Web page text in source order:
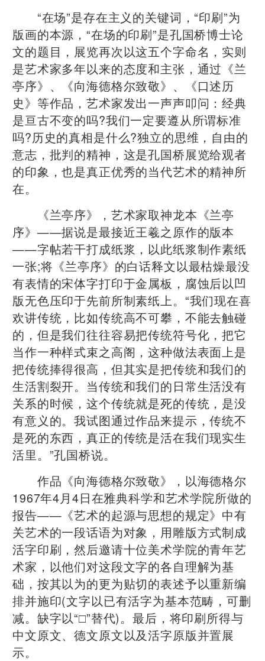
“在场”是存在主义的关键词，“印刷”为
版画的本源，“在场的印刷”是孔国桥博士论
文的题目，展览再次以这五个字命名，实则
是艺术家多年以来的态度和主张，通过《兰
亭序》、《向海德格尔致敬》、《口述历
史》等作品，艺术家发出一声声叩问：经典
是亘古不变的吗?我们一定要遵从所谓标准
吗?历史的真相是什么?独立的思维，自由的
意志，批判的精神，这是孔国桥展览给观者
的印象，也是真正优秀的当代艺术的精神所
在。
《兰亭序》，艺术家取神龙本《兰亭
序》——据说是最接近王羲之原作的版本
——字帖若干打成纸浆，以此纸浆制作素纸
一张;将《兰亭序》的白话释文以最枯燥最没
有表情的宋体字打印于金属板，腐蚀后以凹
版无色压印于先前所制素纸上。“我们现在喜
欢讲传统，比如传统高不可攀，不能去触碰
的，但是我们往往容易把传统符号化，把它
当作一种样式束之高阁，这种做法表面上是
把传统捧得很高，但其实是把传统和我们的
生活割裂开。当传统和我们的日常生活没有
关系的时候，这个传统就是死的传统，是没
有意义的。我试图通过作品来提示，传统不
是死的东西，真正的传统是活在我们现实生
活里。”孔国桥说。
作品《向海德格尔致敬》，以海德格尔
1967年4月4日在雅典科学和艺术学院所做的
报告——《艺术的起源与思想的规定》中有
关艺术的一段话语为对象，用雕版方式制成
活字印刷，然后邀请十位美术学院的青年艺
术家，以他们对这段文字的各自理解为基
础，按其以为的更为贴切的表述予以重新编
排并施印(文字以已有活字为基本范畴，可删
减。缺字以“□”替代)。最后，将印刷所得与
中文原文、德文原文以及活字原版并置展
示。